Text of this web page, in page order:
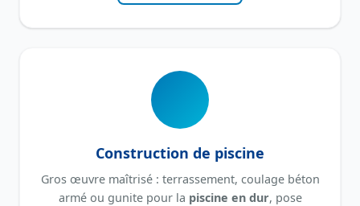
Construction de piscine
Gros œuvre maîtrisé : terrassement, coulage béton
armé ou gunite pour la piscine en dur, pose